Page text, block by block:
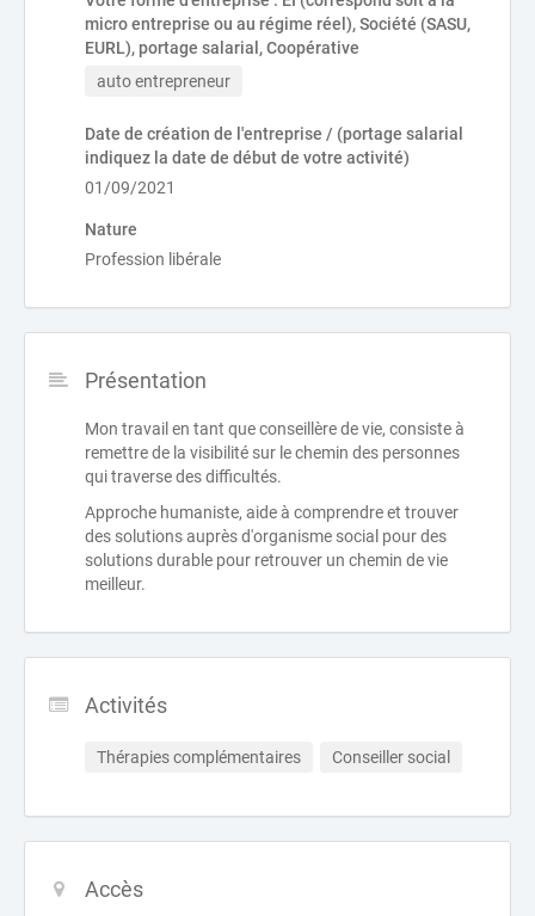
micro entreprise ou au régime réel), Société (SASU,
EURL), portage salarial, Coopérative
auto entrepreneur
Date de création de l'entreprise / (portage salarial
indiquez la date de début de votre activité)
01/09/2021
Nature
Profession libérale
Présentation
Mon travail en tant que conseillère de vie, consiste à
remettre de la visibilité sur le chemin des personnes
qui traverse des difficultés.
Approche humaniste, aide à comprendre et trouver
des solutions auprès d'organisme social pour des
solutions durable pour retrouver un chemin de vie
meilleur.
Activités
Thérapies complémentaires Conseiller social
Accès